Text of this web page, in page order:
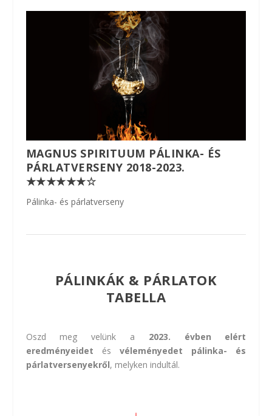
MAGNUS SPIRITUUM PÁLINKA- ÉS
PÁRLATVERSENY 2018-2023.
★★★★★★☆
Pálinka- és párlatverseny
PÁLINKÁK & PÁRLATOK
TABELLA
Oszd meg velünk a 2023. évben elért
eredményeidet és véleményedet pálinka- és
párlatversenyekről, melyken indultál.